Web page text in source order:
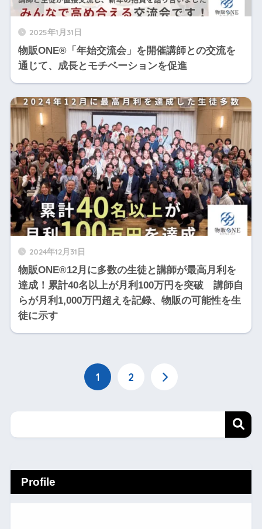
2025年1月31日
物販ONE®「年始交流会」を開催講師との交流を
通じて、成長とモチベーションを促進
2024年12月31日
物販ONE®12月に多数の生徒と講師が最高月利を
達成！累計40名以上が月利100万円を突破 講師自
らが月利1,000万円超えを記録、物販の可能性を生
徒に示す
1 2
Profile